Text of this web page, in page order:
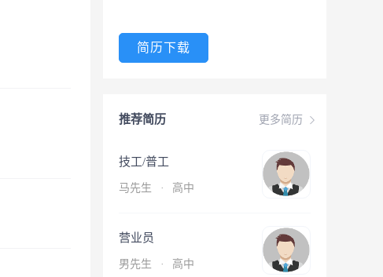
简历下载
更多简历
推荐简历
技工/普工
马先生 · 高中
营业员
男先生 · 高中